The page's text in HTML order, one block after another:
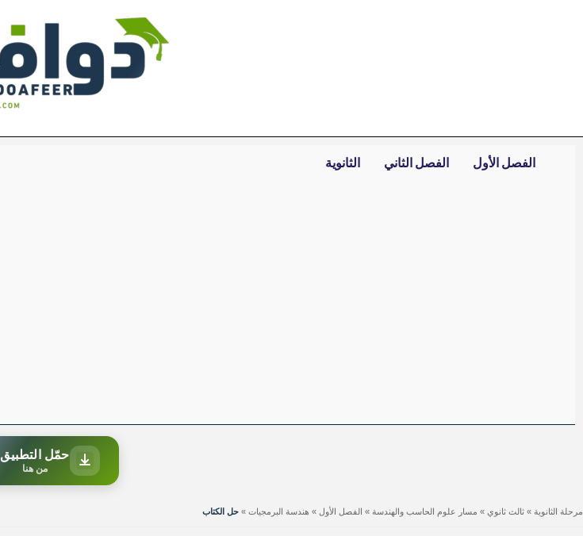
الفصل الأول الفصل الثاني الثانوية
حمّل التطبيق
من هنا
مرحلة الثانوية » ثالث ثانوي » مسار علوم الحاسب والهندسة » الفصل الأول » هندسة البرمجيات » حل الكتاب